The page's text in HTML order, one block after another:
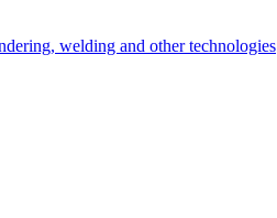
welding and other technologies